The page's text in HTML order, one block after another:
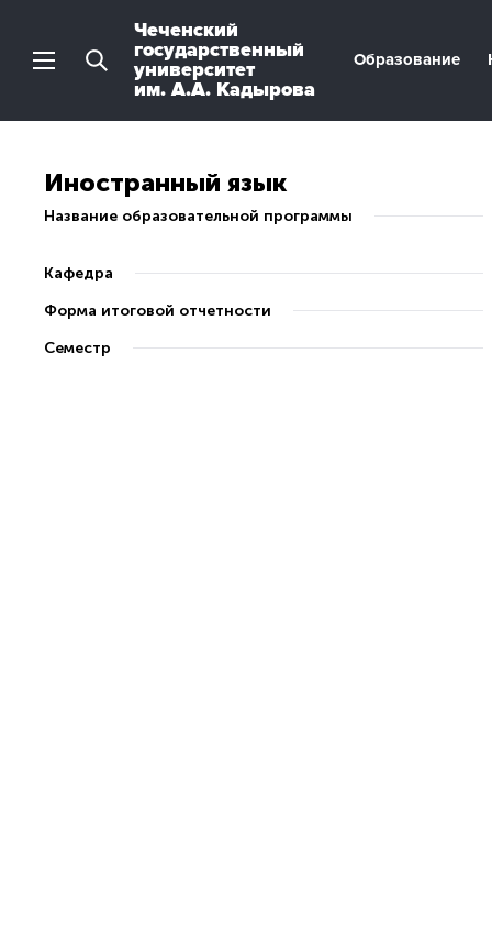
Чеченский
государственный
университет
им. А.А. Кадырова
Образование
Иностранный язык
Название образовательной программы
Кафедра
Форма итоговой отчетности
Семестр